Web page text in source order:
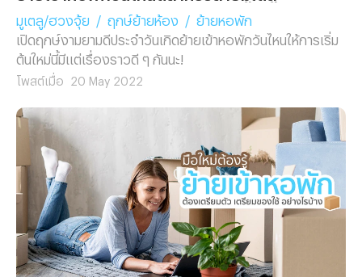
มูเตลู/ฮวงจุ้ย / ฤกษ์ย้ายห้อง /
ย้ายหอพัก
เปิดฤกษ์งามยามดีประจำวันเกิดย้ายเข้าหอพักวันไหนให้การเริ่ม
ต้นใหม่นี้มีแต่เรื่องราวดี ๆ กันนะ!
โพสต์เมื่อ 20 May 2022